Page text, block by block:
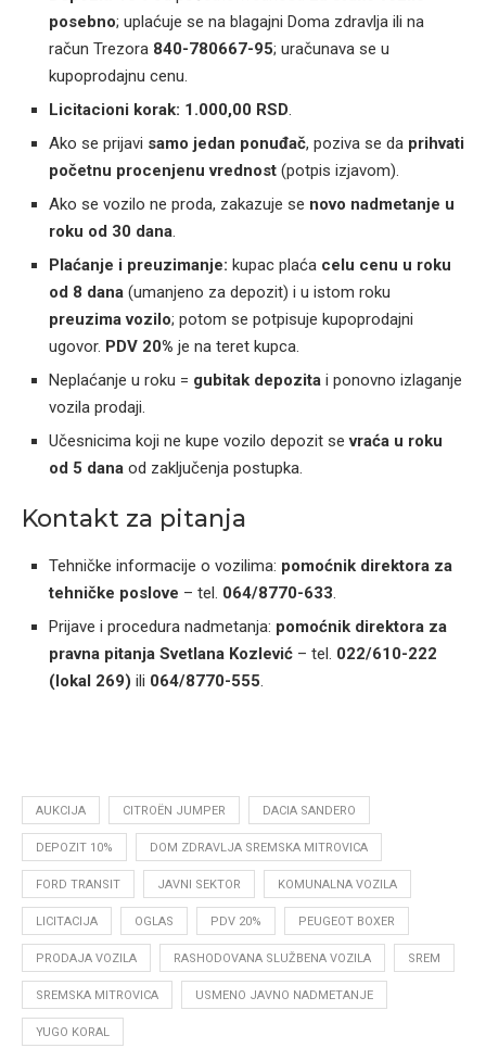
posebno; uplaćuje se na blagajni Doma zdravlja ili na
račun Trezora 840-780667-95; uračunava se u
kupoprodajnu cenu.
Licitacioni korak: 1.000,00 RSD.
Ako se prijavi samo jedan ponuđač, poziva se da prihvati
početnu procenjenu vrednost (potpis izjavom).
Ako se vozilo ne proda, zakazuje se novo nadmetanje u
roku od 30 dana.
Plaćanje i preuzimanje: kupac plaća celu cenu u roku
od 8 dana (umanjeno za depozit) i u istom roku
preuzima vozilo; potom se potpisuje kupoprodajni
ugovor. PDV 20% je na teret kupca.
Neplaćanje u roku = gubitak depozita i ponovno izlaganje
vozila prodaji.
Učesnicima koji ne kupe vozilo depozit sevraća u roku
od 5 dana od zaključenja postupka.
Kontakt za pitanja
Tehničke informacije o vozilima: pomoćnik direktora za
tehničke poslove – tel. 064/8770-633.
Prijave i procedura nadmetanja: pomoćnik direktora za
pravna pitanja Svetlana Kozlević – tel. 022/610-222
(lokal 269) ili 064/8770-555.
AUKCIJA CITROËN JUMPER DACIA SANDERO
DEPOZIT 10% DOM ZDRAVLJA SREMSKA MITROVICA
FORD TRANSIT JAVNI SEKTOR KOMUNALNA VOZILA
LICITACIJA OGLAS PDV 20% PEUGEOT BOXER
PRODAJA VOZILA RASHODOVANA SLUŽBENA VOZILA SREM
SREMSKA MITROVICA USMENO JAVNO NADMETANJE
YUGO KORAL